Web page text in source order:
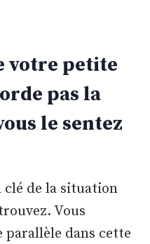
votre petite
pas la
le sentez
clé de la situation
Vous
parallèle dans cette